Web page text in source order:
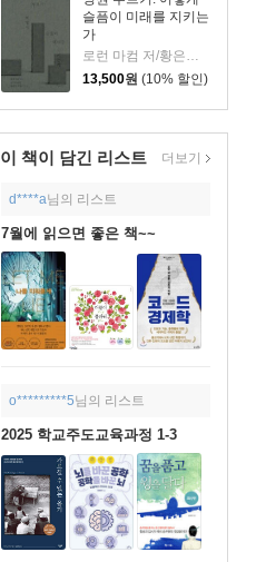
슬픔이 미래를 지키는
가
13,500원 (10% 할인)
이 책이 담긴 리스트 더보기
d****a님의 리스트
7월에 읽으면 좋은 책~~
o*********5님의 리스트
2025 학교주도교육과정 1-3